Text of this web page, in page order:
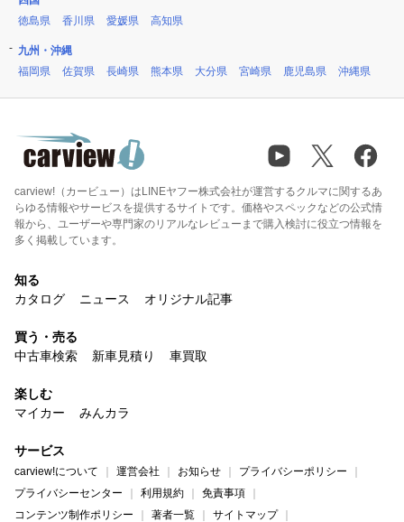
徳島県
香川県 愛媛県 高知県
九州・沖縄
福岡県
佐賀県 長崎県 熊本県 大分県 宮崎県 鹿児島県 沖縄県
carview!（カービュー）はLINEヤフー株式会社が運営するクルマに関するあ
らゆる情報やサービスを提供するサイトです。価格やスペックなどの公式情
報から、ユーザーや専門家のリアルなレビューまで購入検討に役立つ情報を
多く掲載しています。
知る
カタログ
ニュース オリジナル記事
買う・売る
中古車検索
新車見積り 車買取
楽しむ
マイカー
みんカラ
サービス
carview!について 運営会社 お知らせ
プライバシーポリシー
プライバシーセンター
利用規約
免責事項
コンテンツ制作ポリシー
著者一覧 サイトマップ